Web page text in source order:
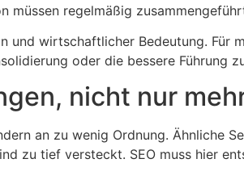
müssen regelmäßig
wirtschaftlicher Bedeutung. Für
oder die bessere Führung
nicht nur
an zu wenig Ordnung. Ähnliche
zu tief versteckt. SEO muss hier